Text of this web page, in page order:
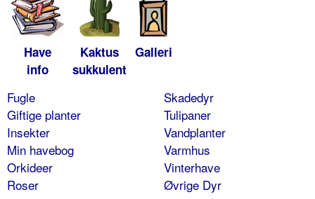
Have
info
Kaktus
sukkulent
Galleri
Fugle
Giftige planter
Insekter
Min havebog
Orkideer
Roser
Skadedyr
Tulipaner
Vandplanter
Varmhus
Vinterhave
Øvrige Dyr